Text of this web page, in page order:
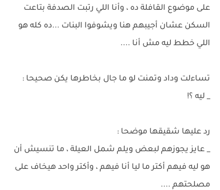
على موضوع القافلة ده ، وأنا اللي رتبت الصدفة بتاعت
السكن عشان أجيبهم هنا ويشوفوا البنات ...ده كله هو
اللي خطط ليه مش أنا ....
تساءلت وداد وتمنت لو ما جال بخاطرها يكن صحيحا :
_ ليه ؟!
رد عليها شقيقها موضحا :
_ عايز يجوزهم لبعض ويلم شمل العيلة ، ما تنسيش أن
هو ليه فيهم أكتر ما ليا أنا فيهم ، وأكتر واحد هيخاف على
مصلحتهم ....